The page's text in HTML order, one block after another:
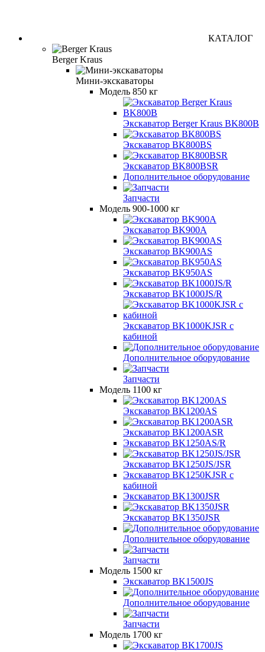
КАТАЛОГ
Berger Kraus
Мини-экскаваторы
Модель 850 кг
Экскаватор Berger Kraus BK800B
Экскаватор BK800BS
Экскаватор BK800BSR
Дополнительное оборудование
Запчасти
Модель 900-1000 кг
Экскаватор BK900A
Экскаватор BK900AS
Экскаватор BK950AS
Экскаватор BK1000JS/R
Экскаватор BK1000KJSR с
кабиной
Дополнительное оборудование
Запчасти
Модель 1100 кг
Экскаватор BK1200AS
Экскаватор BK1200ASR
Экскаватор BK1250AS/R
Экскаватор BK1250JS/JSR
Экскаватор BK1250KJSR с
кабиной
Экскаватор BK1300JSR
Экскаватор BK1350JSR
Дополнительное оборудование
Запчасти
Модель 1500 кг
Экскаватор BK1500JS
Дополнительное оборудование
Запчасти
Модель 1700 кг